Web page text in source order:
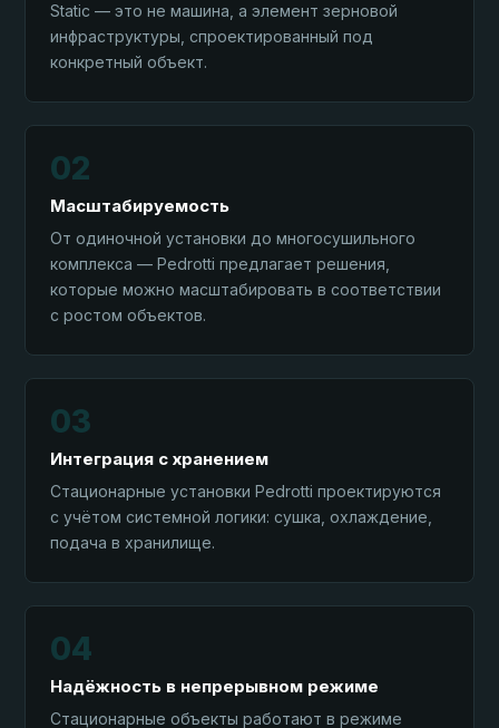
Static — это не машина, а элемент зерновой
инфраструктуры, спроектированный под
конкретный объект.
02
Масштабируемость
От одиночной установки до многосушильного
комплекса — Pedrotti предлагает решения,
которые можно масштабировать в соответствии
с ростом объектов.
03
Интеграция с хранением
Стационарные установки Pedrotti проектируются
с учётом системной логики: сушка, охлаждение,
подача в хранилище.
04
Надёжность в непрерывном режиме
Стационарные объекты работают в режиме